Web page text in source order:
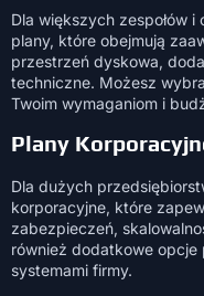
Dla większych zespołów i
plany, które obejmują
przestrzeń dyskowa,
techniczne. Możesz
Twoim wymaganiom i
Plany
Dla dużych
korporacyjne, które
zabezpieczeń,
również dodatkowe opcje
systemami firmy.